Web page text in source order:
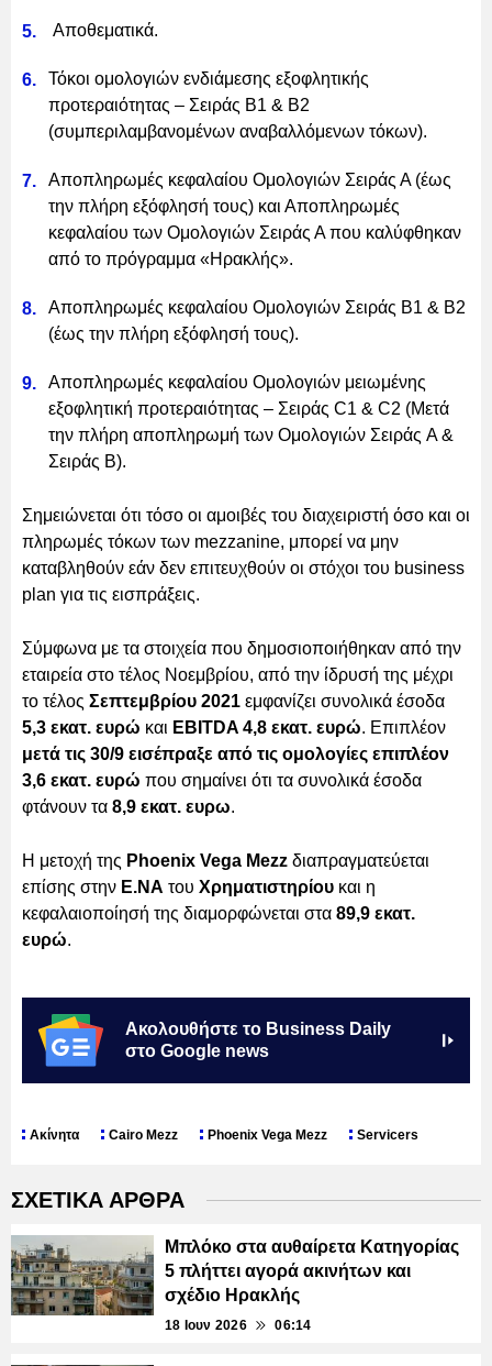
Αποθεματικά.
Τόκοι ομολογιών ενδιάμεσης εξοφλητικής
προτεραιότητας – Σειράς Β1 & Β2
(συμπεριλαμβανομένων αναβαλλόμενων τόκων).
Αποπληρωμές κεφαλαίου Ομολογιών Σειράς Α (έως
την πλήρη εξόφλησή τους) και Αποπληρωμές
κεφαλαίου των Ομολογιών Σειράς Α που καλύφθηκαν
από το πρόγραμμα «Ηρακλής».
Αποπληρωμές κεφαλαίου Ομολογιών Σειράς Β1 & Β2
(έως την πλήρη εξόφλησή τους).
Αποπληρωμές κεφαλαίου Ομολογιών μειωμένης
εξοφλητική προτεραιότητας – Σειράς C1 & C2 (Μετά
την πλήρη αποπληρωμή των Ομολογιών Σειράς A &
Σειράς B).
Σημειώνεται ότι τόσο οι αμοιβές του διαχειριστή όσο και οι
πληρωμές τόκων των mezzanine, μπορεί να μην
καταβληθούν εάν δεν επιτευχθούν οι στόχοι του business
plan για τις εισπράξεις.
Σύμφωνα με τα στοιχεία που δημοσιοποιήθηκαν από την
εταιρεία στο τέλος Νοεμβρίου, από την ίδρυσή της μέχρι
το τέλος Σεπτεμβρίου 2021 εμφανίζει συνολικά έσοδα
5,3 εκατ. ευρώ και EBITDA 4,8 εκατ. ευρώ. Επιπλέον
μετά τις 30/9 εισέπραξε από τις ομολογίες επιπλέον
3,6 εκατ. ευρώ που σημαίνει ότι τα συνολικά έσοδα
φτάνουν τα 8,9 εκατ. ευρω.
Η μετοχή της Phoenix Vega Mezz διαπραγματεύεται
επίσης στην Ε.ΝΑ του Χρηματιστηρίου και η
κεφαλαιοποίησή της διαμορφώνεται στα 89,9 εκατ.
ευρώ.
Ακολουθήστε το Business Daily
στο Google news
Ακίνητα Cairo Μezz Phoenix Vega Mezz Servicers
ΣΧΕΤΙΚΑ ΑΡΘΡΑ
Μπλόκο στα αυθαίρετα Κατηγορίας
5 πλήττει αγορά ακινήτων και
σχέδιο Ηρακλής
18 Ιουν 2026 06:14